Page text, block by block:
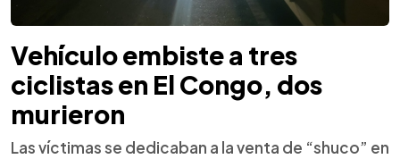
Vehículo embiste a tres
ciclistas en El Congo, dos
murieron
Las víctimas se dedicaban a la venta de “shuco” en